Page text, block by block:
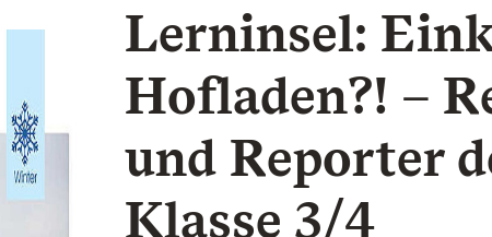
Lern­insel:
Hof­laden?! –
und Reporter
Klasse 3/4